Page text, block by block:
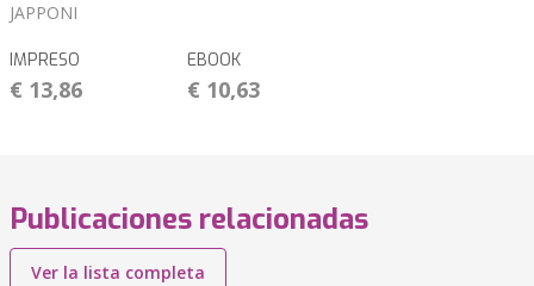
JAPPONI
IMPRESO
€ 13,86
EBOOK
€ 10,63
Publicaciones relacionadas
Ver la lista completa